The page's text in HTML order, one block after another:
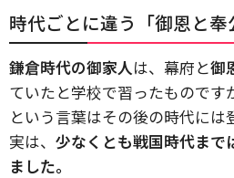
時代ごとに違う「御恩と奉
鎌倉時代の御家人は、幕府と御
ていたと学校で習ったものです
という言葉はその後の時代には
実は、 少なくとも戦国時代まで
ました。